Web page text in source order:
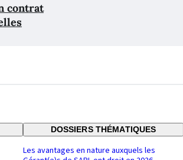
contrat
DOSSIERS THÉMATIQUES
Les avantages en nature auxquels les